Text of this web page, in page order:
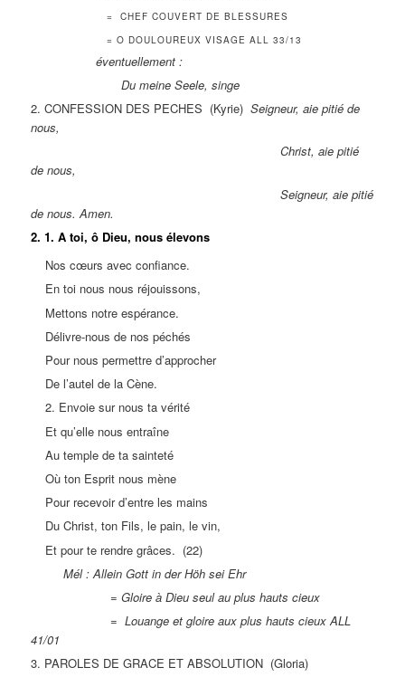
= CHEF COUVERT DE BLESSURES
= O DOULOUREUX VISAGE ALL 33/13
éventuellement :
Du meine Seele, singe
2. CONFESSION DES PECHES (Kyrie)Seigneur, aie pitié de
nous,
Christ, aie pitié
de nous,
Seigneur, aie pitié
de nous. Amen.
2. 1. A toi, ô Dieu, nous élevons
Nos cœurs avec confiance.
En toi nous nous réjouissons,
Mettons notre espérance.
Délivre-nous de nos péchés
Pour nous permettre d’approcher
De l’autel de la Cène.
2. Envoie sur nous ta vérité
Et qu’elle nous entraîne
Au temple de ta sainteté
Où ton Esprit nous mène
Pour recevoir d’entre les mains
Du Christ, ton Fils, le pain, le vin,
Et pour te rendre grâces. (22)
Mél : Allein Gott in der Höh sei Ehr
= Gloire à Dieu seul au plus hauts cieux
= Louange et gloire aux plus hauts cieux ALL
41/01
3. PAROLES DE GRACE ET ABSOLUTION (Gloria)